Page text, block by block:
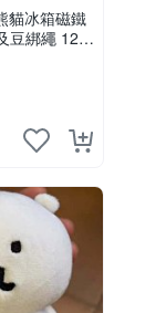
貓冰箱磁鐵
豆綁繩 12c
推薦 小熊
件 冰箱飾